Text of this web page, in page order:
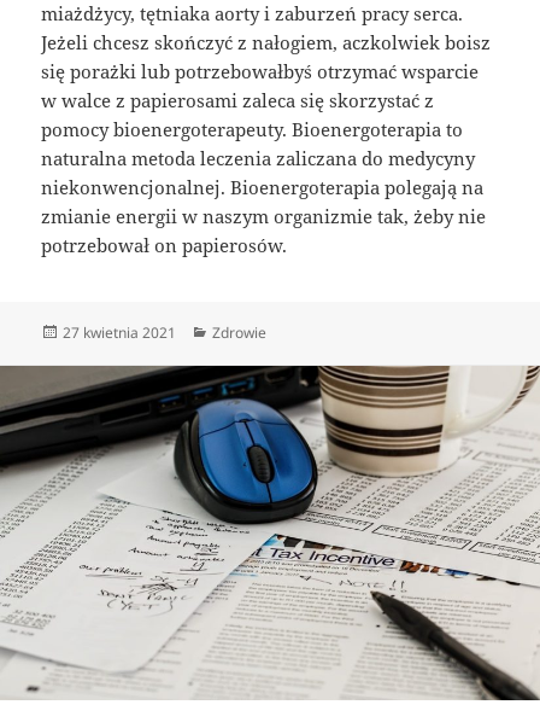
miażdżycy, tętniaka aorty i zaburzeń pracy serca.
Jeżeli chcesz skończyć z nałogiem, aczkolwiek boisz
się porażki lub potrzebowałbyś otrzymać wsparcie
w walce z papierosami zaleca się skorzystać z
pomocy bioenergoterapeuty. Bioenergoterapia to
naturalna metoda leczenia zaliczana do medycyny
niekonwencjonalnej. Bioenergoterapia polegają na
zmianie energii w naszym organizmie tak, żeby nie
potrzebował on papierosów.
Data
27 kwietnia 2021 Kategorie
Zdrowie